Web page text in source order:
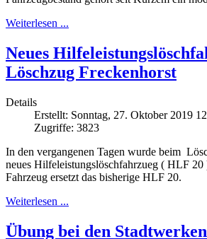
Weiterlesen ...
Neues
Löschzug Freckenhorst
Details
Erstellt: Sonntag, 27. Oktober 2019
Zugriffe: 3823
In den vergangenen Tagen wurde beim
neues Hilfeleistungslöschfahrzueg ( HLF
Fahrzeug ersetzt das bisherige HLF 20.
Weiterlesen ...
Übung bei den